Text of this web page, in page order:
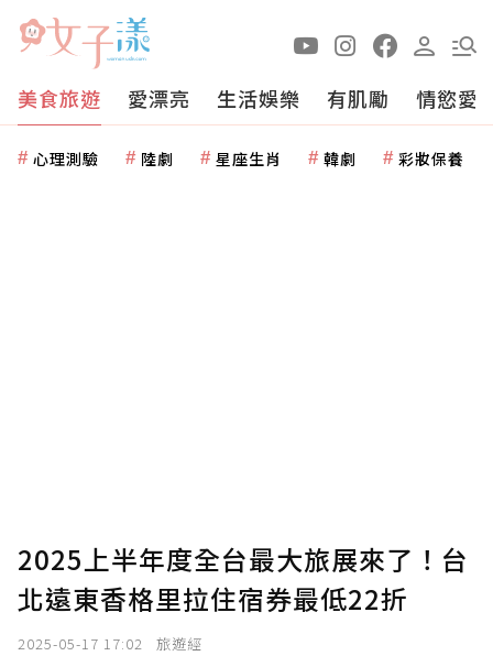
美食旅遊 愛漂亮 生活娛樂 有肌勵 情慾愛
心理測驗 陸劇 星座生肖 韓劇 彩妝保養
2025上半年度全台最大旅展來了！台
北遠東香格里拉住宿券最低22折
2025-05-17 17:02 旅遊經